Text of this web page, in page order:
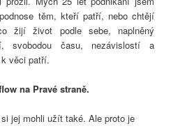
těm, kteří patří, nebo chtějí
žijí život podle sebe, naplněný
svobodou času, nezávislostí a
věci patří.
na Pravé straně.
jej mohli užít také. Ale proto je